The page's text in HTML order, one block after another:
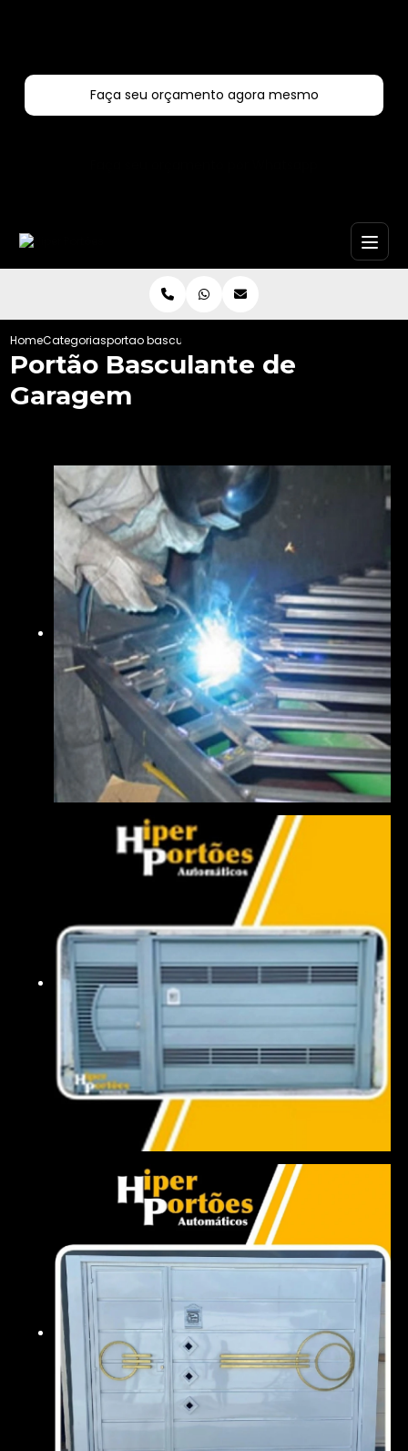
Faça seu orçamento agora mesmo
HomeCategoriasportao basculante de garagem
Portão Basculante de
Garagem